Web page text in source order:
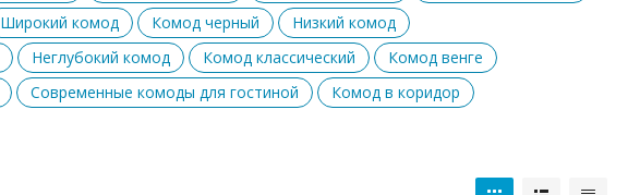
Широкий комод Комод черный
Низкий комод
Неглубокий комод Комод классический
Комод венге
Современные комоды для гостиной
Комод в коридор